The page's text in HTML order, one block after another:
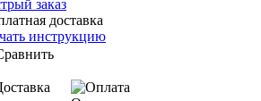
заказ
доставка
инструкцию